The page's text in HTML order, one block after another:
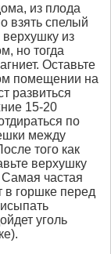
из плода
взять спелый
верхушку из
но тогда
Оставьте
помещении на
развиться
15-20
по
между
того как
верхушку
частая
в горшке перед
уголь